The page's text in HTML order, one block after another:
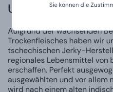
Sie können die
Und was zum Bier?
Aufgrund der wachsenden
Trockenfleisches haben wir
tschechischen Jerky-
regionales Lebensmittel von
erschaffen. Perfekt
ausgewählten und vor allem
wird nach einem alten